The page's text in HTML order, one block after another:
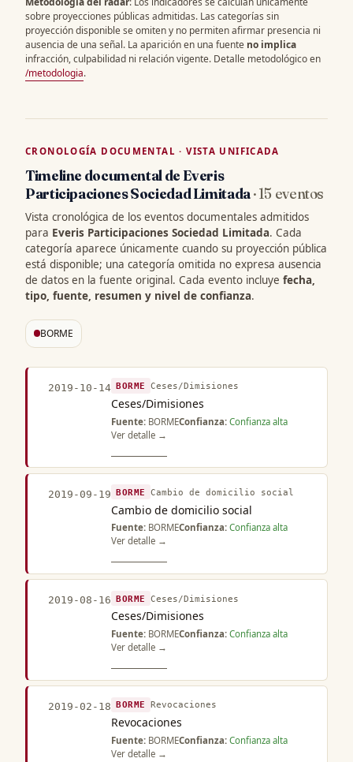
sobre proyecciones públicas admitidas. Las categorías sin
proyección disponible se omiten y no permiten afirmar presencia ni
ausencia de una señal. La aparición en una fuente no implica
infracción, culpabilidad ni relación vigente. Detalle metodológico en
/metodologia.
CRONOLOGÍA DOCUMENTAL · VISTA UNIFICADA
Timeline documental de Everis
Participaciones Sociedad Limitada· 15 eventos
Vista cronológica de los eventos documentales admitidos
para Everis Participaciones Sociedad Limitada. Cada
categoría aparece únicamente cuando su proyección pública
está disponible; una categoría omitida no expresa ausencia
de datos en la fuente original. Cada evento incluye fecha,
tipo, fuente, resumen y nivel de confianza.
BORME
2019-10-14 BORME Ceses/Dimisiones
Ceses/Dimisiones
Fuente: BORMEConfianza: Confianza alta
Ver detalle →
2019-09-19 BORME Cambio de domicilio social
Cambio de domicilio social
Fuente: BORMEConfianza: Confianza alta
Ver detalle →
2019-08-16 BORME Ceses/Dimisiones
Ceses/Dimisiones
Fuente: BORMEConfianza: Confianza alta
Ver detalle →
2019-02-18 BORME Revocaciones
Revocaciones
Fuente: BORMEConfianza: Confianza alta
Ver detalle →